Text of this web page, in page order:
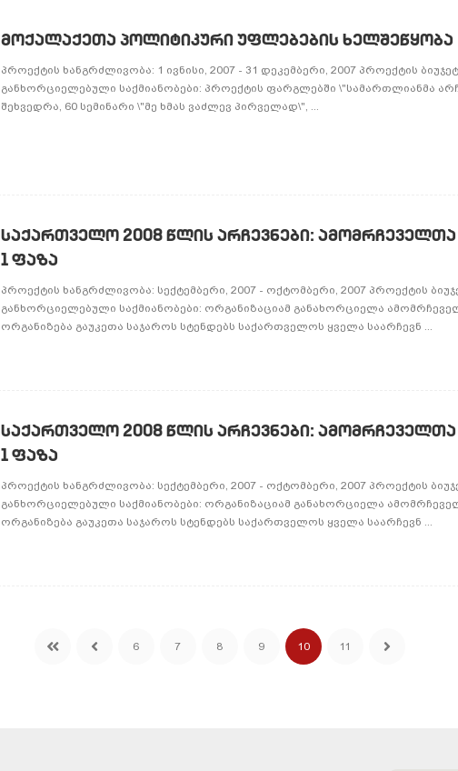
ᲛᲝᲥᲐᲚᲐᲥᲔᲗᲐ ᲞᲝᲚᲘᲢᲘᲙᲣᲠᲘ ᲣᲤᲚᲔᲑᲔᲑᲘᲡ ᲮᲔᲚᲨᲔᲬᲧᲝᲑᲐ
პროექტის ხანგრძლივობა: 1 ივნისი, 2007 - 31 დეკემბერი, 2007 პროექტის
განხორციელებული საქმიანობები: პროექტის ფარგლებში \"სამართლიანმა
შეხვედრა, 60 სემინარი \"მე ხმას ვაძლევ პირველად\", ...
ᲡᲐᲥᲐᲠᲗᲕᲔᲚᲝ 2008 ᲬᲚᲘᲡ ᲐᲠᲩᲔᲕᲜᲔᲑᲘ: ᲐᲛᲝᲛᲠᲩᲔᲕᲔᲚᲗᲐ
1 ᲤᲐᲖᲐ
პროექტის ხანგრძლივობა: სექტემბერი, 2007 - ოქტომბერი, 2007 პროექტის
განხორციელებული საქმიანობები: ორგანიზაციამ განახორციელა
ორგანიზება გაუკეთა საჯაროს სტენდებს საქართველოს ყველა საარჩევნ ...
ᲡᲐᲥᲐᲠᲗᲕᲔᲚᲝ 2008 ᲬᲚᲘᲡ ᲐᲠᲩᲔᲕᲜᲔᲑᲘ: ᲐᲛᲝᲛᲠᲩᲔᲕᲔᲚᲗᲐ
1 ᲤᲐᲖᲐ
პროექტის ხანგრძლივობა: სექტემბერი, 2007 - ოქტომბერი, 2007 პროექტის
განხორციელებული საქმიანობები: ორგანიზაციამ განახორციელა
ორგანიზება გაუკეთა საჯაროს სტენდებს საქართველოს ყველა საარჩევნ ...
6 7 8 9 10 11